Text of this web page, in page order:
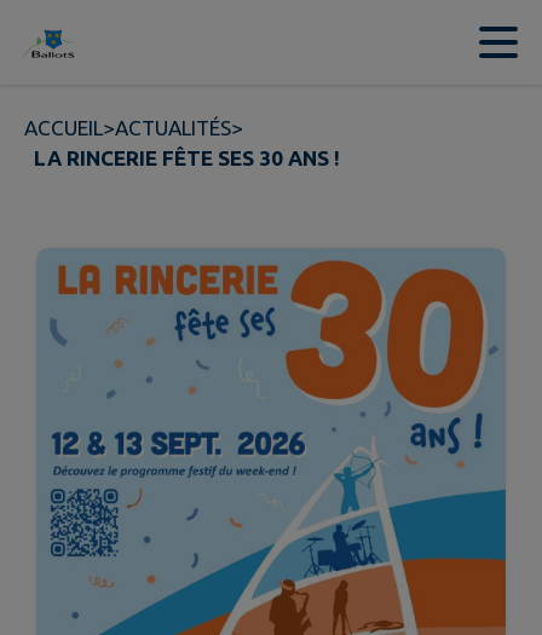
Contenu
ACCUEIL>ACTUALITÉS>
LA RINCERIE FÊTE SES 30 ANS !